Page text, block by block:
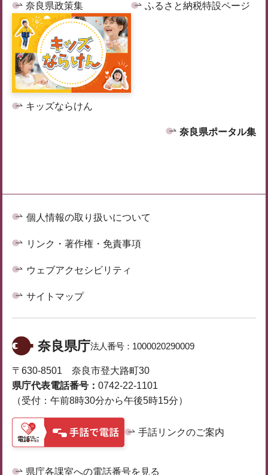
奈良県政策集 ふるさと納税特設ページ
キッズならけん
奈良県ポータル集
個人情報の取り扱いについて
リンク・著作権・免責事項
ウェブアクセシビリティ
サイトマップ
奈良県庁法人番号： 1000020290009
〒630-8501 奈良市登大路町30
県庁代表電話番号： 0742-22-1101
（受付：午前8時30分から午後5時15分）
手話リンクのご案内
県庁各課室への電話番号を見る